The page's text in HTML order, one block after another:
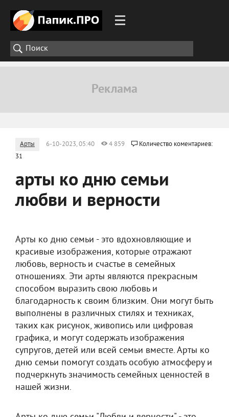
Арты 6-10-2023, 05:40 4 859
Количество коментариев:
31
арты ко дню семьи
любви и верности
Арты ко дню семьи - это вдохновляющие и
красивые изображения, которые отражают
любовь, верность и счастье в семейных
отношениях. Эти арты являются прекрасным
способом выразить свою любовь и
благодарность к своим близким. Они могут быть
выполнены в различных стилях и техниках,
таких как рисунок, живопись или цифровая
графика, и могут содержать изображения
супругов, детей или всей семьи вместе. Арты ко
дню семьи помогут создать особую атмосферу и
подчеркнуть значимость семейных ценностей в
нашей жизни.